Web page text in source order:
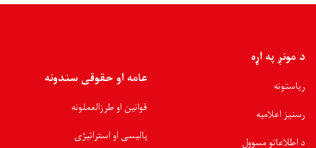
د مونږ په اړه
ریاستونه
رسنیز اعلامیه
د اطلاعاتو مسوول
عامه او حقوقی سندونه
قوانین او طرزالعملونه
پالیسی او استراتیژی